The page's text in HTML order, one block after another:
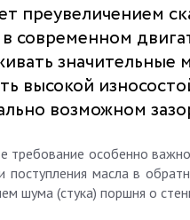
преувеличением
в современном
значительные
высокой
возможном
требование особенно
поступления масла в
шума (стука) поршня о